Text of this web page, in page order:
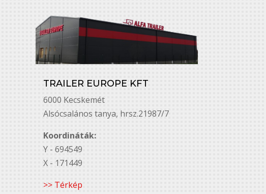
TRAILER EUROPE KFT
6000 Kecskemét
Alsó￳csalános tanya, hrsz.21987/7
Koordináták:
Y - 694549
X - 171449
>> Térkép